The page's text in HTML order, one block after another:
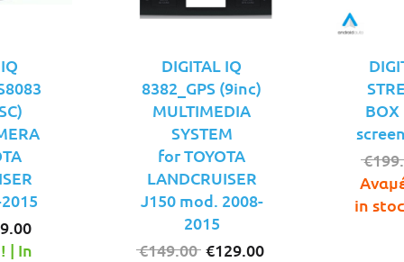
| In
DIGITAL IQ
8382_GPS (9inc)
MULTIMEDIA
SYSTEM
for TOYOTA
LANDCRUISER
J150 mod. 2008-
2015
€149.00 Original
€129.00
€
in